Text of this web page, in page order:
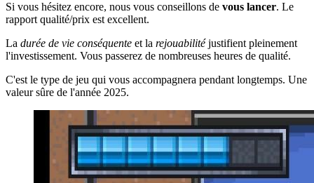
Si vous hésitez encore, nous vous conseillons de vous lancer. Le
rapport qualité/prix est excellent.
La durée de vie conséquente et la rejouabilitéjustifient pleinement
l'investissement. Vous passerez de nombreuses heures de qualité.
C'est le type de jeu qui vous accompagnera pendant longtemps. Une
valeur sûre de l'année 2025.